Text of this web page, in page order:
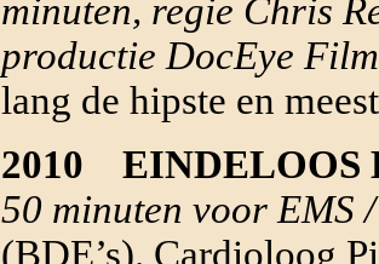
minuten, regie Chris
productie DocEye
lang de hipste en
2010 EINDELOOS
50 minuten voor EMS
(BDE’s). Cardioloog